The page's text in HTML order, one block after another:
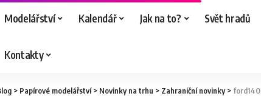
Modelářství Kalendář Jak na to? Svět hradů
Kontakty
> Papírové modelářství> Novinky na trhu > Zahraniční novinky>